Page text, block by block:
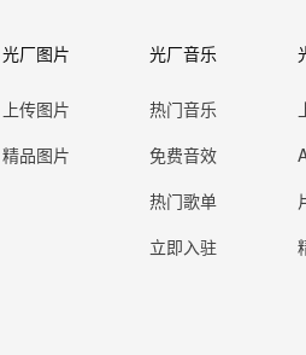
光厂图片
上传图片
精品图片
光厂音乐
热门音乐
免费音效
热门歌单
立即入驻